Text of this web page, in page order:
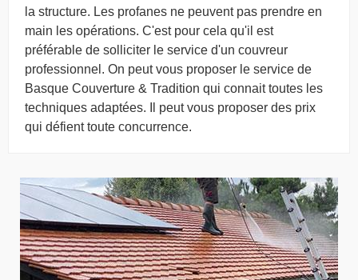
la structure. Les profanes ne peuvent pas prendre en
main les opérations. C'est pour cela qu'il est
préférable de solliciter le service d'un couvreur
professionnel. On peut vous proposer le service de
Basque Couverture & Tradition qui connait toutes les
techniques adaptées. Il peut vous proposer des prix
qui défient toute concurrence.